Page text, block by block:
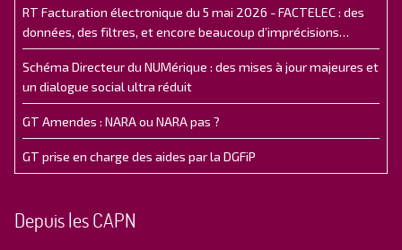
RT Facturation électronique du 5 mai 2026 - FACTELEC : des
données, des filtres, et encore beaucoup d’imprécisions…
Schéma Directeur du NUMérique : des mises à jour majeures et
un dialogue social ultra réduit
GT Amendes : NARA ou NARA pas ?
GT prise en charge des aides par la DGFiP
Depuis les CAPN